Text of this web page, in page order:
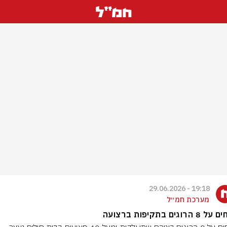
19:18 - 29.06.2026
מערכת חמ״ל
בתקיפות ברצועה